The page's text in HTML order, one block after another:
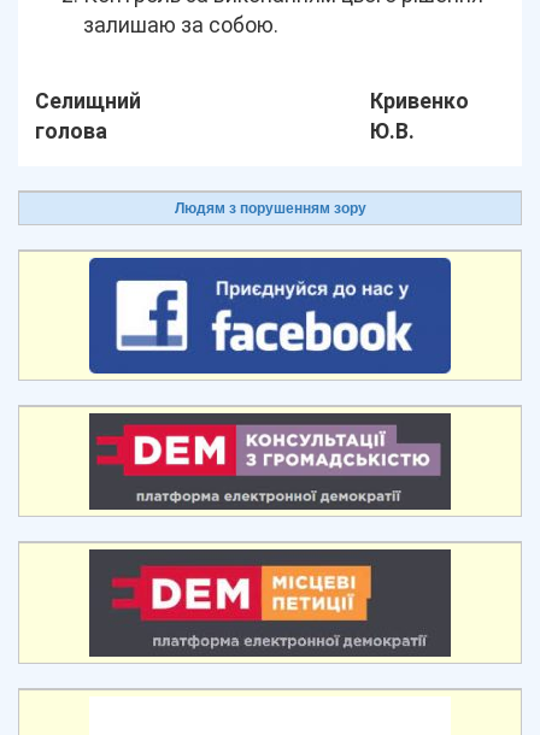
залишаю за собою.
Селищний
голова
Кривенко
Ю.В.
Людям з порушенням зору